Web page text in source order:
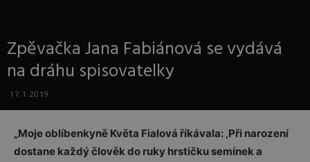
Zpěvačka Jana Fabiánová se vydává
na dráhu spisovatelky
17.1.2019
„Moje oblíbenkyně Květa Fialová říkávala: ‚Při narození
dostane každý člověk do ruky hrstičku semínek a